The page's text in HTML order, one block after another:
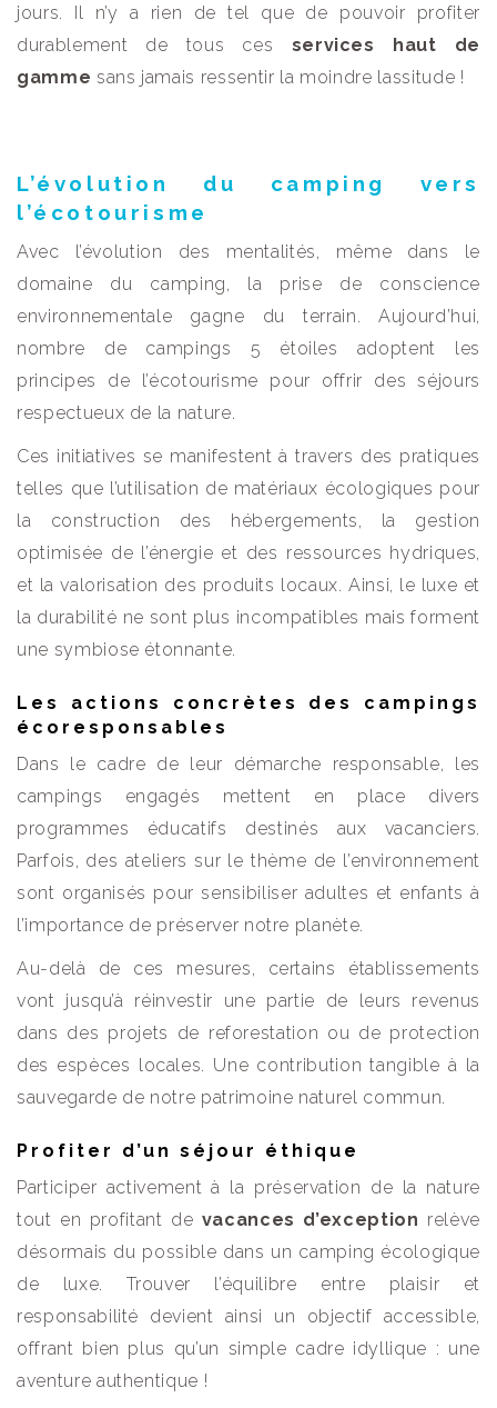
jours. Il n’y a rien de tel que de pouvoir profiter
durablement de tous ces services haut de
gamme sans jamais ressentir la moindre lassitude !
L’évolution du camping vers
l’écotourisme
Avec l’évolution des mentalités, même dans le
domaine du camping, la prise de conscience
environnementale gagne du terrain. Aujourd’hui,
nombre de campings 5 étoiles adoptent les
principes de l’écotourisme pour offrir des séjours
respectueux de la nature.
Ces initiatives se manifestent à travers des pratiques
telles que l’utilisation de matériaux écologiques pour
la construction des hébergements, la gestion
optimisée de l’énergie et des ressources hydriques,
et la valorisation des produits locaux. Ainsi, le luxe et
la durabilité ne sont plus incompatibles mais forment
une symbiose étonnante.
Les actions concrètes des campings
écoresponsables
Dans le cadre de leur démarche responsable, les
campings engagés mettent en place divers
programmes éducatifs destinés aux vacanciers.
Parfois, des ateliers sur le thème de l’environnement
sont organisés pour sensibiliser adultes et enfants à
l’importance de préserver notre planète.
Au-delà de ces mesures, certains établissements
vont jusqu’à réinvestir une partie de leurs revenus
dans des projets de reforestation ou de protection
des espèces locales. Une contribution tangible à la
sauvegarde de notre patrimoine naturel commun.
Profiter d’un séjour éthique
Participer activement à la préservation de la nature
tout en profitant de vacances d’exception relève
désormais du possible dans un camping écologique
de luxe. Trouver l’équilibre entre plaisir et
responsabilité devient ainsi un objectif accessible,
offrant bien plus qu’un simple cadre idyllique : une
aventure authentique !